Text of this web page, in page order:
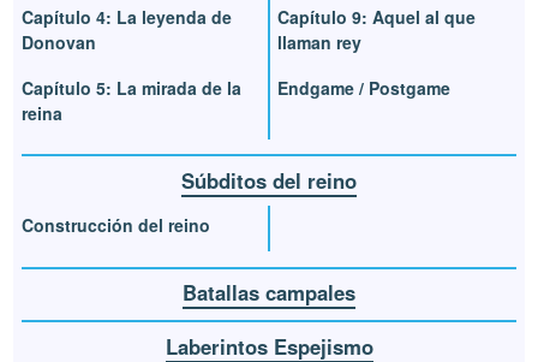
Capítulo 4: La leyenda de
Donovan
Capítulo 5: La mirada de la
reina
Capítulo 9: Aquel al que
llaman rey
Endgame / Postgame
Súbditos del reino
Construcción del reino
Batallas campales
Laberintos Espejismo